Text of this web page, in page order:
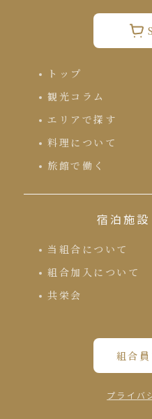
トップ
観光コラム
エリアで探す
料理について
旅館で働く
宿泊施
当組合について
組合加入について
共栄会
組合
プライバ